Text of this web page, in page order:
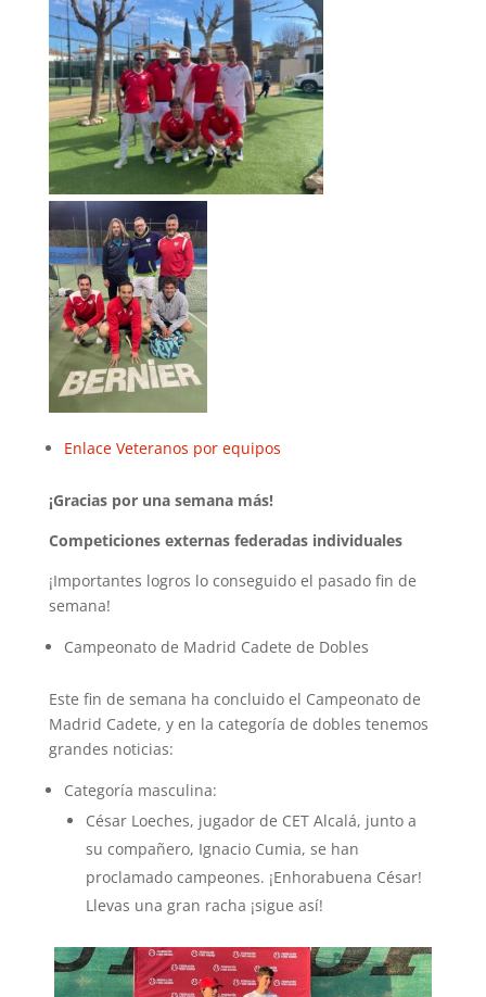
Enlace Veteranos por equipos
¡Gracias por una semana más!
Competiciones externas federadas individuales
¡Importantes logros lo conseguido el pasado fin de
semana!
Campeonato de Madrid Cadete de Dobles
Este fin de semana ha concluido el Campeonato de
Madrid Cadete, y en la categoría de dobles tenemos
grandes noticias:
Categoría masculina:
César Loeches, jugador de CET Alcalá, junto a
su compañero, Ignacio Cumia, se han
proclamado campeones. ¡Enhorabuena César!
Llevas una gran racha ¡sigue así!